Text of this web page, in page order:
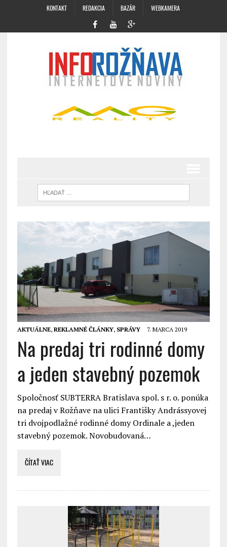
KONTAKT REDAKCIA BAZÁR WEBKAMERA
AKTUÁLNE, REKLAMNÉ ČLÁNKY, SPRÁVY 7. MARCA 2019
Na predaj tri rodinné domy
a jeden stavebný pozemok
Spoločnosť SUBTERRA Bratislava spol. s r. o. ponúka
na predaj v Rožňave na ulici Františky Andrássyovej
tri dvojpodlažné rodinné domy Ordinale a ,jeden
stavebný pozemok. Novobudovaná…
ČÍTAŤ VIAC